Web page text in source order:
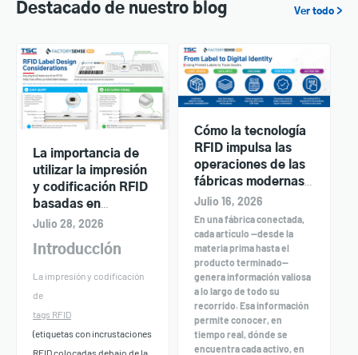
Destacado de nuestro blog Ver todo >
La importancia de
utilizar la impresión
y codificación RFID
basadas en
estándares
Julio 28, 2026
Introducción
La impresión y codificación
de
tags RFID
(etiquetas con incrustaciones
RFID colocadas debajo de la
Cómo la tecnología
RFID impulsa las
operaciones de las
fábricas modernas:
FactorySense y las
impresoras TSC en
acción
Julio 16, 2026
En una fábrica conectada,
cada artículo —desde la
materia prima hasta el
producto terminado—
genera información valiosa
a lo largo de todo su
recorrido. Esa información
permite conocer, en
tiempo real, dónde se
encuentra cada activo, en